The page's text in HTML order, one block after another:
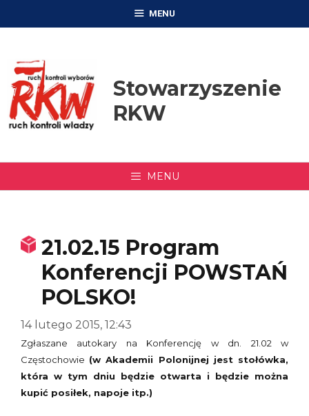
MENU
Stowarzyszenie
RKW
MENU
21.02.15 Program
Konferencji POWSTAŃ
POLSKO!
14 lutego 2015, 12:43
Zgłaszane autokary na Konferencję w dn. 21.02 w
Częstochowie (w Akademii Polonijnej jest stołówka,
która w tym dniu będzie otwarta i będzie można
kupić posiłek, napoje itp.)